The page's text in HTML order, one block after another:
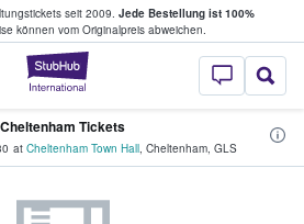
seit 2009. Jede Bestellung ist 100%
können vom Originalpreis abweichen.
StubHub - Wo
& verkaufen
Cheltenham Tickets
at Cheltenham Town Hall, Cheltenham, GLS